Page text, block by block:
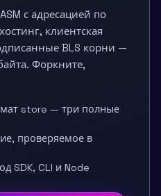
с адресацией по
клиентская
BLS корни —
Форкните,
store — три полные
проверяемое в
SDK, CLI и Node